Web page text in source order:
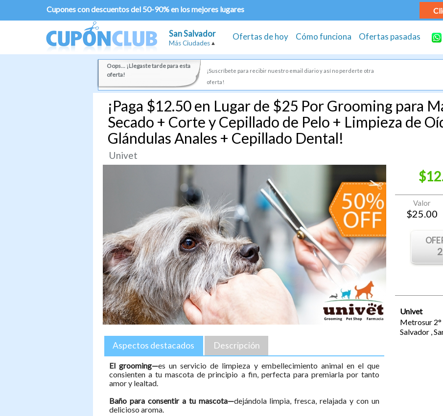
Cupones con descuentos del 50-90% en los mejores lugares
San Salvador
Más Ciudades
Ofertas de hoy Cómo funciona Ofertas pasadas
Oops... ¡Llegaste tarde para esta
oferta!
¡Suscríbete para recibir nuestro email diario y así no perderte otra
oferta!
¡Paga $12.50 en Lugar de $25 Por Grooming para
Secado + Corte y Cepillado de Pelo + Limpieza de
Glándulas Anales + Cepillado Dental!
Univet
Aspectos destacados Descripción
El grooming—es un servicio de limpieza y embellecimiento animal en el que
consienten a tu mascota de principio a fin, perfecta para premiarla por tanto
amor y lealtad.
Baño para consentir a tu mascota—dejándola limpia, fresca, relajada y con un
delicioso aroma.
Valor
$25.00
Univet
Metrosur 2°
Salvador,